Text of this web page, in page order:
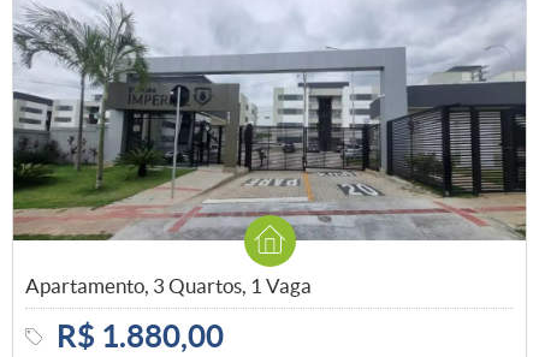
Apartamento, 3 Quartos, 1 Vaga
R$ 1.880,00